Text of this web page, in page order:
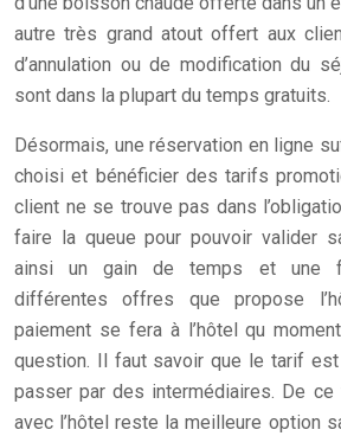
autre très grand atout offert aux
d’annulation ou de modification du
sont dans la plupart du temps gratuits.
Désormais, une réservation en ligne
choisi et bénéficier des tarifs
client ne se trouve pas dans
faire la queue pour pouvoir valider
ainsi un gain de temps et une
différentes offres que propose
paiement se fera à l’hôtel qu
question. Il faut savoir que le tarif
passer par des intermédiaires. De
avec l’hôtel reste la meilleure option